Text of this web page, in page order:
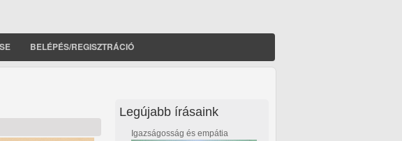
BELÉPÉS/REGISZTRÁCIÓ
Legújabb írásaink
Igazságosság és empátia